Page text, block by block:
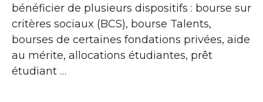
bénéficier de plusieurs dispositifs : bourse sur
critères sociaux (BCS), bourse Talents,
bourses de certaines fondations privées, aide
au mérite, allocations étudiantes, prêt
étudiant …